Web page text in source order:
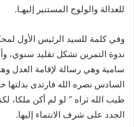
للعدالة والولوج المستنير إليهـا.
وفي كلمة للسيد الرئيس الأول
ندوة التمرين تشكل تقليد سنوي،
سامية وهي رسالة لإقامة العدل
السادس نصره الله فارتدى بذلتها
طيب الله ثراه ” لو لم أكن ملكا،
الجدد على شرف الانتماء إليها.